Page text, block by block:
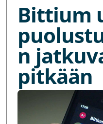
Bittium
n
pitkään